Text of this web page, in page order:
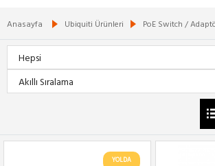
Anasayfa Ubiquiti Ürünleri PoE Switch /
YOLDA